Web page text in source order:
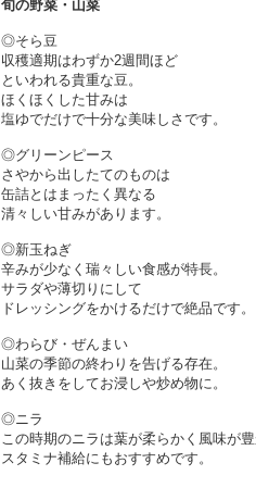
旬の野菜・山菜
◎そら豆
収穫適期はわずか2週間ほど
といわれる貴重な豆。
ほくほくした甘みは
◎グリーンピース
さやから出したてのものは
缶詰とはまったく異なる
◎新玉ねぎ
辛みが少なく瑞々しい食感が特長。
サラダや薄切りにして
◎わらび・ぜんまい
山菜の季節の終わりを告げる存在。
◎ニラ
この時期のニラは葉が柔らかく風味が